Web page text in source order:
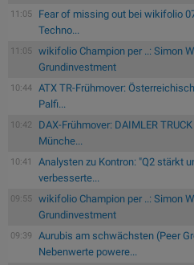
11:05
Fear of missing out bei wikifolio
Techno...
11:05
wikifolio Champion per ..: Simon
Grundinvestment
10:44
ATX TR-Frühmover:
Palfi...
10:42
DAX-Frühmover: DAIMLER
Münche...
10:41
Analysten zu Kontron: "Q2 stärkt
verbesserte...
09:55
wikifolio Champion per ..: Simon
Grundinvestment
09:39
Aurubis am schwächsten (Peer
Nebenwerte powere...